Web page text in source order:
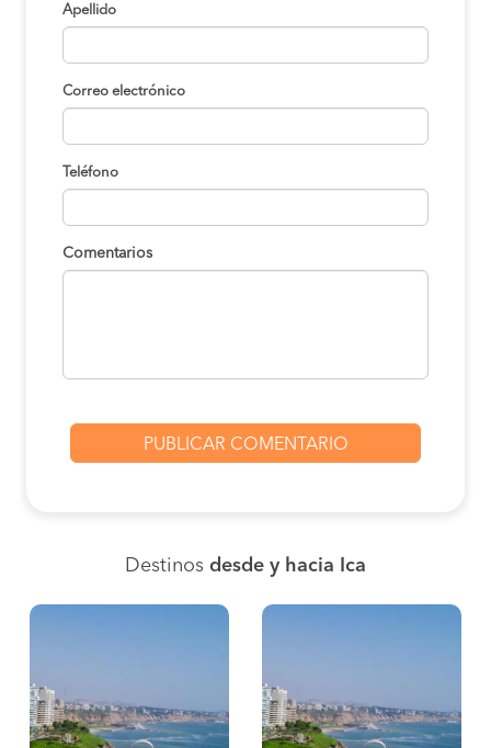
Apellido
Correo electrónico
Teléfono
Comentarios
Destinos desde y hacia Ica